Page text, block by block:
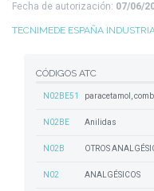
Fecha de autorización: 07/06/
TECNIMEDE ESPAÑA
CÓDIGOS ATC
N02BE51 paracetamol,
N02BE Anilidas
N02B OTROS
N02 ANALGÉSICOS